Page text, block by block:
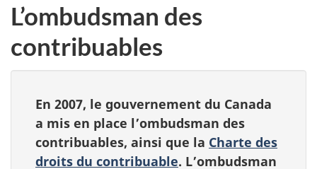
L’ombudsman des
contribuables
En 2007, le gouvernement du Canada
a mis en place l’ombudsman des
contribuables, ainsi que la Charte des
droits du contribuable. L’ombudsman